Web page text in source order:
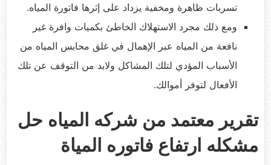
تسربات ظاهرة ومخفية يزداد على إثرها فاتورة المياه.
ومع ذلك مجرد الاستهلاك الخاطئ بكميات وافرة غير
نافعة من المياه عبر الإهمال في غلق محابس المياه من
الأسباب المؤدي لتلك المشاكل ولابد من التوقف عن تلك
الأفعال لتوفر أموالك.
تقرير معتمد من شركه المياه حل
مشكله ارتفاع فاتوره المياة